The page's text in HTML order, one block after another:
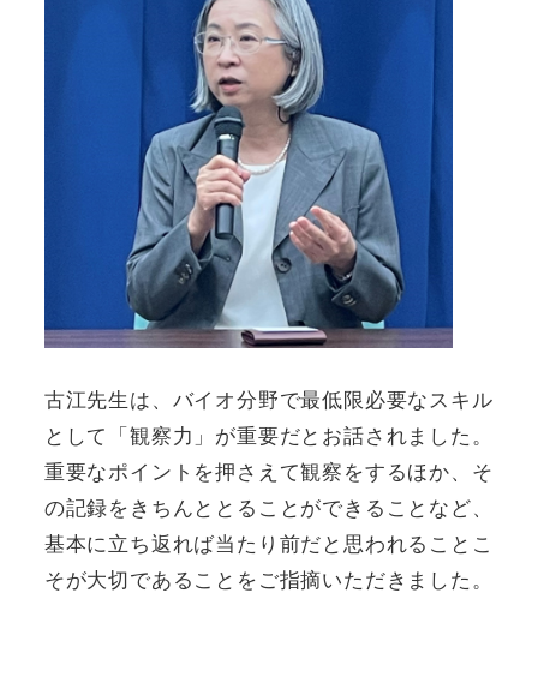
古江先生は、バイオ分野で最低限必要なスキル
として「観察力」が重要だとお話されました。
重要なポイントを押さえて観察をするほか、そ
の記録をきちんととることができることなど、
基本に立ち返れば当たり前だと思われることこ
そが大切であることをご指摘いただきました。